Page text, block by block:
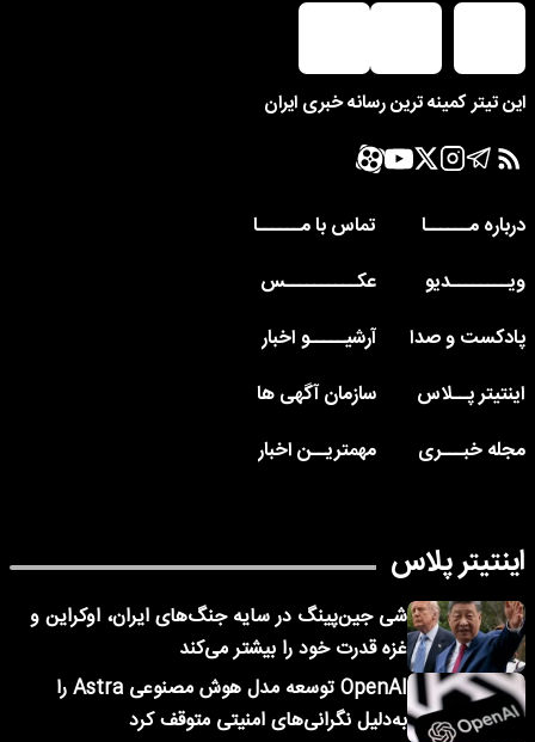
این تیتر کمینه ترین رسانه خبری ایران
درباره مــــــا
تماس با مــــــا
ویــــــــدیو
عکــــــــــس
پادکست و صدا
آرشیـــــو اخبار
اینتیتر پــلاس
سازمان آگهی ها
مجله خبـــری
مهمتریــن اخبار
اینتیتر پلاس
شی جین‌پینگ در سایه جنگ‌های ایران، اوکراین و
غزه قدرت خود را بیشتر می‌کند
OpenAI توسعه مدل هوش مصنوعی Astra را
به‌دلیل نگرانی‌های امنیتی متوقف کرد